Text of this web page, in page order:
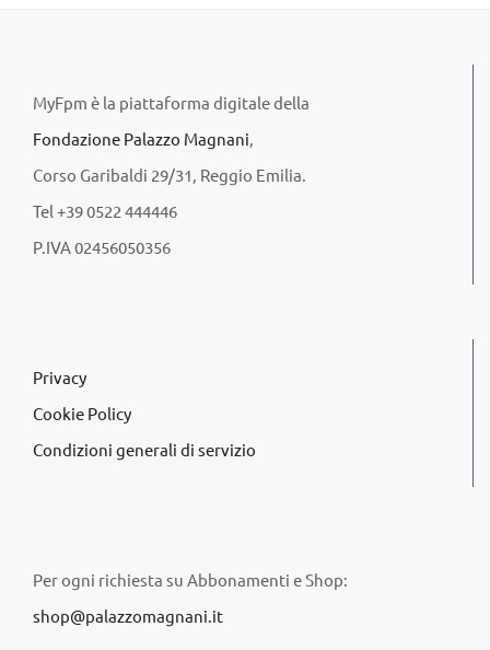
MyFpm è la piattaforma digitale della
Fondazione Palazzo Magnani,
Corso Garibaldi 29/31, Reggio Emilia.
Tel +39 0522 444446
P.IVA 02456050356
Privacy
Cookie Policy
Condizioni generali di servizio
Per ogni richiesta su Abbonamenti e Shop:
shop@palazzomagnani.it